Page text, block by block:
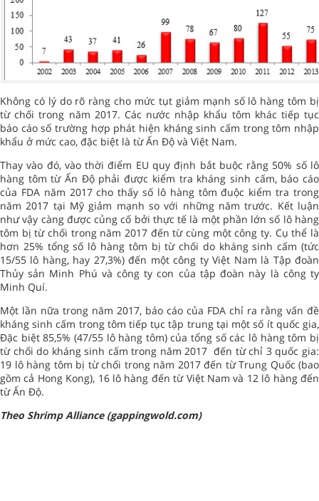
Không có lý do rõ ràng cho mức tụt giảm mạnh số lô hàng tôm bị
từ chối trong năm 2017. Các nước nhập khẩu tôm khác tiếp tục
báo cáo số trường hợp phát hiện kháng sinh cấm trong tôm nhập
khẩu ở mức cao, đặc biệt là từ Ấn Độ và Việt Nam.
Thay vào đó, vào thời điểm EU quy định bắt buộc rằng 50% số lô
hàng tôm từ Ấn Độ phải được kiểm tra kháng sinh cấm, báo cáo
của FDA năm 2017 cho thấy số lô hàng tôm đuộc kiểm tra trong
năm 2017 tại Mỹ giảm mạnh so với những năm trước. Kết luận
như vậy càng được củng cố bởi thực tế là một phần lớn số lô hàng
tôm bị từ chối trong năm 2017 đến từ cùng một công ty. Cụ thể là
hơn 25% tổng số lô hàng tôm bị từ chối do kháng sinh cấm (tức
15/55 lô hàng, hay 27,3%) đến một công ty Việt Nam là Tập đoàn
Thủy sản Minh Phú và công ty con của tập đoàn này là công ty
Minh Quí.
Một lần nữa trong năm 2017, báo cáo của FDA chỉ ra rằng vấn đề
kháng sinh cấm trong tôm tiếp tục tập trung tại một số ít quốc gia,
Đặc biệt 85,5% (47/55 lô hàng tôm) của tổng số các lô hàng tôm bị
từ chối do kháng sinh cấm trong năm 2017 đến từ chỉ 3 quốc gia:
19 lô hàng tôm bị từ chối trong năm 2017 đến từ Trung Quốc (bao
gồm cả Hong Kong), 16 lô hàng đến từ Việt Nam và 12 lô hàng đến
từ Ấn Độ.
Theo Shrimp Alliance (gappingwold.com)